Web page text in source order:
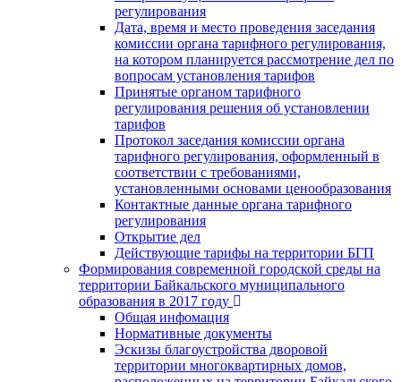
регулирования
Дата, время и место проведения заседания
комиссии органа тарифного регулирования,
на котором планируется рассмотрение дел по
вопросам установления тарифов
Принятые органом тарифного
регулирования решения об установлении
тарифов
Протокол заседания комиссии органа
тарифного регулирования, оформленный в
соответствии с требованиями,
установленными основами ценообразования
Контактные данные органа тарифного
регулирования
Открытие дел
Действующие тарифы на территории БГП
Формирования современной городской среды на
территории Байкальского муниципального
образования в 2017 году
Общая инфомация
Нормативные документы
Эскизы благоустройства дворовой
территории многоквартирных домов,